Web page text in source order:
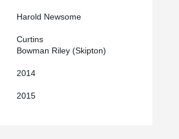
Harold Newsome
Curtins
Bowman Riley (Skipton)
2014
2015